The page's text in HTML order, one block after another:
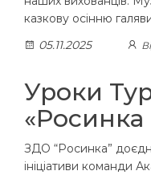
казкову осінню
05.11.2025
Уроки
«Росинка
ЗДО “Росинка”
ініціативи команди